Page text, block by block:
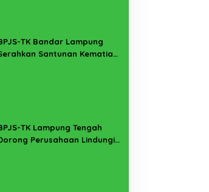
TK Bandar Lampung
Santunan Kematian
TK Lampung Tengah
Perusahaan Lindungi